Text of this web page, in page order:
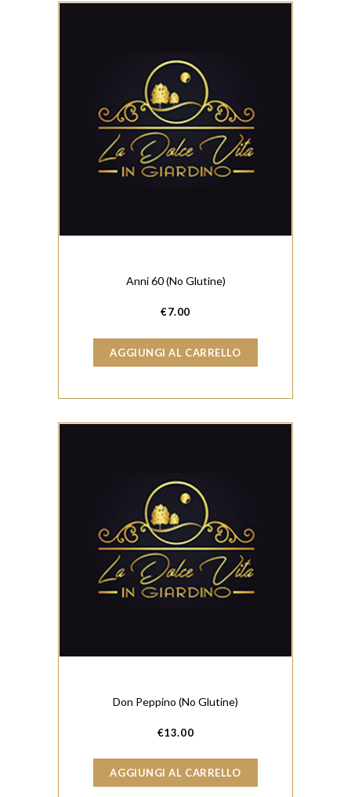
Anni 60 (No Glutine)
€7.00
AGGIUNGI AL CARRELLO
Don Peppino (No Glutine)
€13.00
AGGIUNGI AL CARRELLO